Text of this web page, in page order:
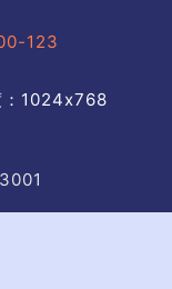
123
：1024x768